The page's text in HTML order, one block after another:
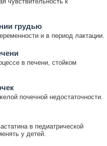
грудью
и в период лактации.
в печени, стойком
почечной недостаточности.
в педиатрической
у детей.